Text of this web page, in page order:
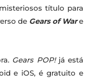
título para
de Gears of Ware
Gears POP!já está
e iOS, é gratuito e